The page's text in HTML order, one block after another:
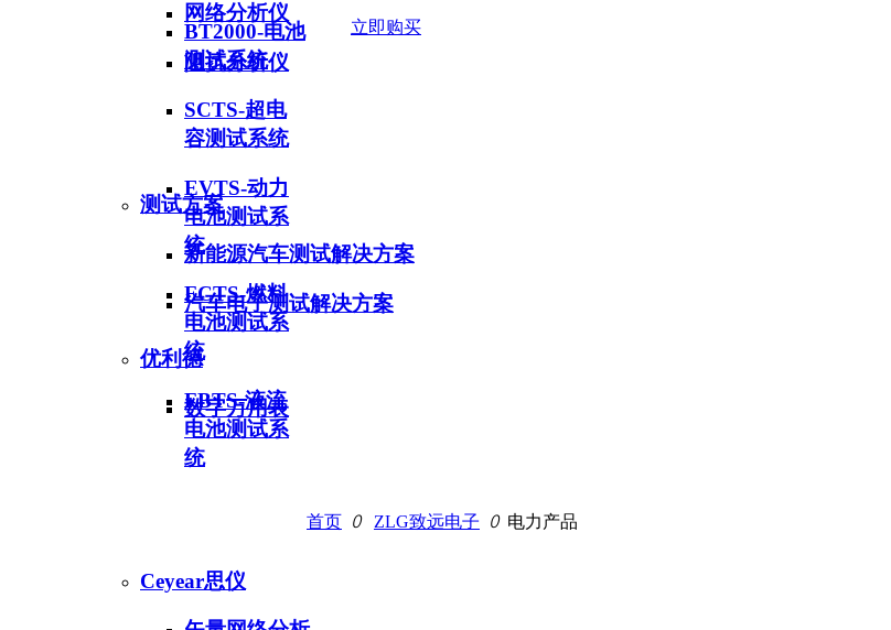
网络分析仪
阻抗分析仪
BT2000-电池
测试系统
SCTS-超电
容测试系统
EVTS-动力
电池测试系
统
FCTS-燃料
电池测试系
统
FBTS-液流
电池测试系
统
测试方案
新能源汽车测试解决方案
汽车电子测试解决方案
优利德
数字万用表
Ceyear思仪
立即购买
首页 ꄲ ZLG致远电子 ꄲ 电力产品